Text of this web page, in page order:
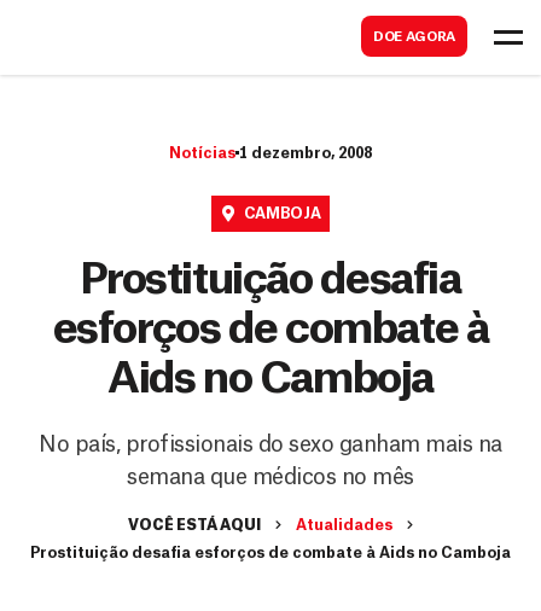
DOE AGORA
Notícias 1 dezembro, 2008
CAMBOJA
Prostituição desafia
esforços de combate à
Aids no Camboja
No país, profissionais do sexo ganham mais na
semana que médicos no mês
VOCÊ ESTÁ AQUI
Atualidades
Prostituição desafia esforços de combate à Aids no Camboja
a
r